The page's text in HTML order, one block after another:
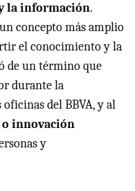
la información.
concepto más amplio
el conocimiento y la
de un término que
durante la
del BBVA, y al
innovación
y